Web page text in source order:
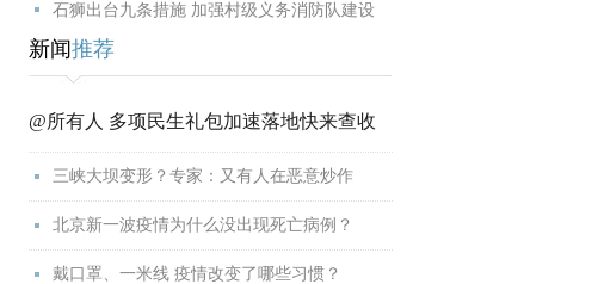
石狮出台九条措施 加强村级义务消防队建设
新闻推荐
@所有人 多项民生礼包加速落地快来查收
三峡大坝变形？专家：又有人在恶意炒作
北京新一波疫情为什么没出现死亡病例？
戴口罩、一米线 疫情改变了哪些习惯？